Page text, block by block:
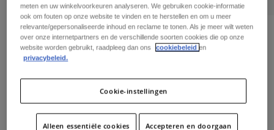
Beschermingen
Brillen
Sokken
Sokken
Tassen & Accessoires
Spare parts
Jassen
Leggings & Broeken
Shirts
Youth
Helmen
Shirts
Pants
Boots
Beschermers
Brillen
Beoordelingen
Schoenen Fox Union Flat
Price reduced from
€ 149,99to€ 104,99 30% OFF
meten en uw winkelvoorkeuren analyseren. We gebruiken cookie-informatie
ook om fouten op onze website te vinden en te herstellen en om u meer
relevante/gepersonaliseerde inhoud en reclame te tonen. Als je meer wilt weten
over onze internetpartners en de verschillende soorten cookies die op onze
website worden gebruikt, raadpleeg dan ons
cookiebeleid en
privacybeleid.
Cookie-instellingen
Alleen essentiële cookies Accepteren en doorgaan